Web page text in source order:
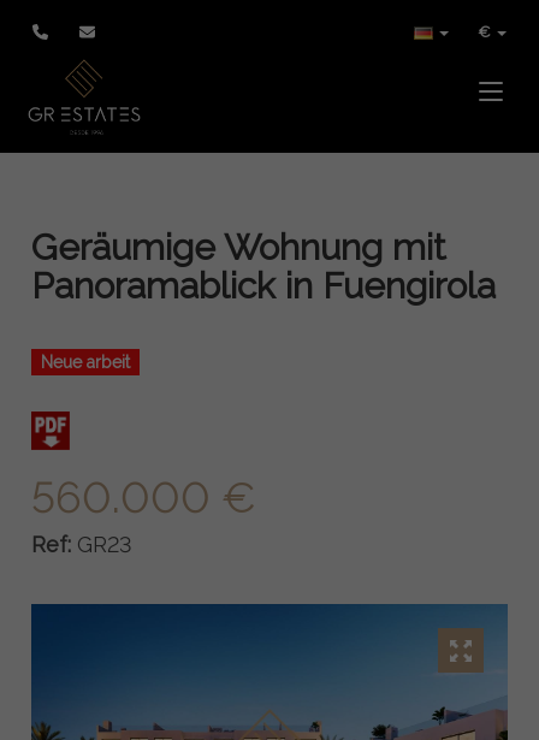
€
Geräumige Wohnung mit
Panoramablick in Fuengirola
Neue arbeit
560.000 €
Ref: GR23